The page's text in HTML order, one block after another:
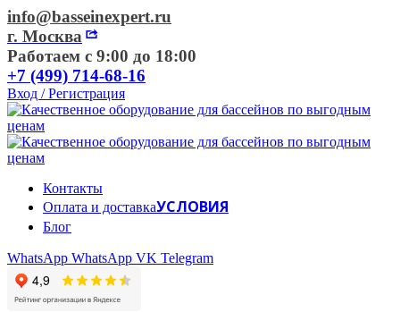
info@basseinexpert.ru
г. Москва
Работаем с 9:00 до 18:00
+7 (499) 714-68-16
Вход / Регистрация
Контакты
Оплата и доставкаУСЛОВИЯ
Блог
WhatsApp WhatsApp VK Telegram